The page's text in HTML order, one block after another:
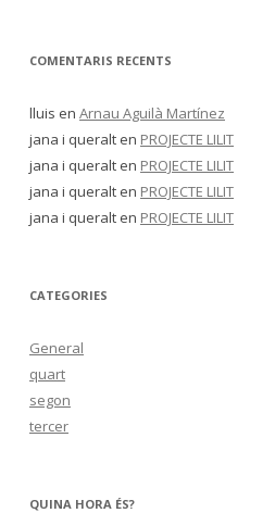
COMENTARIS RECENTS
lluis en Arnau Aguilà Martínez
jana i queralt en PROJECTE LILIT
jana i queralt en PROJECTE LILIT
jana i queralt en PROJECTE LILIT
jana i queralt en PROJECTE LILIT
CATEGORIES
General
quart
segon
tercer
QUINA HORA ÉS?